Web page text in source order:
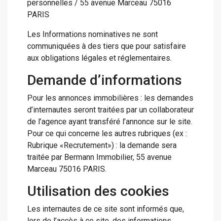
personnelles / 55 avenue Marceau 75016
PARIS
Les Informations nominatives ne sont
communiquées à des tiers que pour satisfaire
aux obligations légales et réglementaires.
Demande d’informations
Pour les annonces immobilières : les demandes
d’internautes seront traitées par un collaborateur
de l’agence ayant transféré l’annonce sur le site.
Pour ce qui concerne les autres rubriques (ex :
Rubrique «Recrutement») : la demande sera
traitée par Bermann Immobilier, 55 avenue
Marceau 75016 PARIS.
Utilisation des cookies
Les internautes de ce site sont informés que,